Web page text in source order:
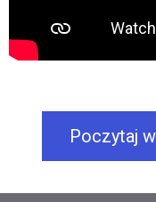
Poczytaj